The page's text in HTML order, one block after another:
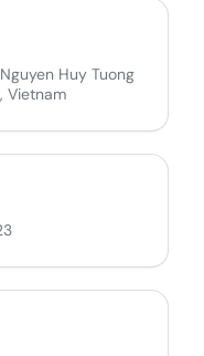
Huy Tuong
Vietnam